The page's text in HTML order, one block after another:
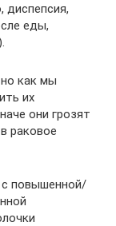
диспепсия,
еды,
как мы
их
они грозят
раковое
повышенной/